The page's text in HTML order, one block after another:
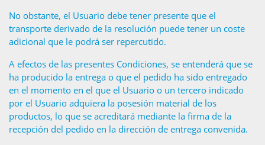
No obstante, el Usuario debe tener presente que el
transporte derivado de la resolución puede tener un coste
adicional que le podrá ser repercutido.
A efectos de las presentes Condiciones, se entenderá que se
ha producido la entrega o que el pedido ha sido entregado
en el momento en el que el Usuario o un tercero indicado
por el Usuario adquiera la posesión material de los
productos, lo que se acreditará mediante la firma de la
recepción del pedido en la dirección de entrega convenida.